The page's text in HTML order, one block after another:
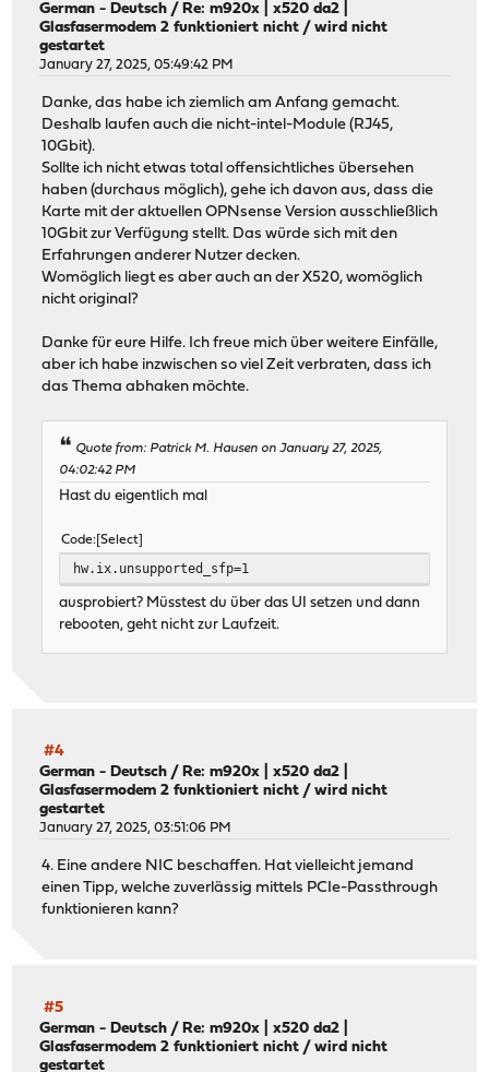
German - Deutsch /Re: m920x | x520 da2 |
Glasfasermodem 2 funktioniert nicht / wird nicht
gestartet
January 27, 2025, 05:49:42 PM
Danke, das habe ich ziemlich am Anfang gemacht.
Deshalb laufen auch die nicht-intel-Module (RJ45,
10Gbit).
Sollte ich nicht etwas total offensichtliches übersehen
haben (durchaus möglich), gehe ich davon aus, dass die
Karte mit der aktuellen OPNsense Version ausschließlich
10Gbit zur Verfügung stellt. Das würde sich mit den
Erfahrungen anderer Nutzer decken.
Womöglich liegt es aber auch an der X520, womöglich
nicht original?
Danke für eure Hilfe. Ich freue mich über weitere Einfälle,
aber ich habe inzwischen so viel Zeit verbraten, dass ich
das Thema abhaken möchte.
Quote from: Patrick M. Hausen on January 27, 2025,
04:02:42 PM
Hast du eigentlich mal
Code Select
hw.ix.unsupported_sfp=1
ausprobiert? Müsstest du über das UI setzen und dann
rebooten, geht nicht zur Laufzeit.
#4
German - Deutsch /Re: m920x | x520 da2 |
Glasfasermodem 2 funktioniert nicht / wird nicht
gestartet
January 27, 2025, 03:51:06 PM
4. Eine andere NIC beschaffen. Hat vielleicht jemand
einen Tipp, welche zuverlässig mittels PCIe-Passthrough
funktionieren kann?
#5
German - Deutsch /Re: m920x | x520 da2 |
Glasfasermodem 2 funktioniert nicht / wird nicht
gestartet